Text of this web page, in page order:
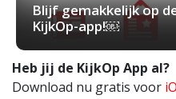
Blijf gemakkelijk op
KijkOp-app!￼
Heb jij de KijkOp App al?
Download nu gratis voor